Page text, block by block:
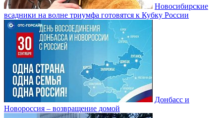
Новосибирские
всадники на волне триумфа готовятся к Кубку России
Донбасс и
Новороссия – возвращение домой